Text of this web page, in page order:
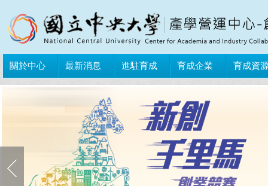
關於中心 最新消息 進駐育成 育成企業 育成資